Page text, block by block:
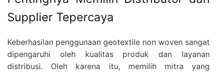
Supplier Tepercaya
Keberhasilan penggunaan geotextile non woven sangat
dipengaruhi oleh kualitas produk dan layanan
distribusi. Oleh karena itu, memilih mitra yang